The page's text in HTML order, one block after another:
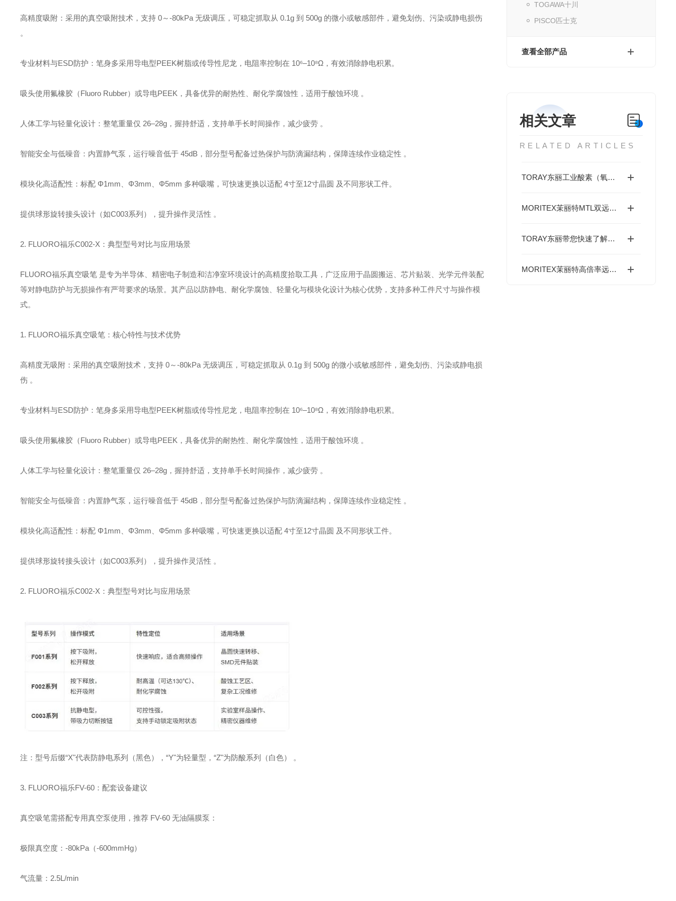
TOGAWA十川
PISCO匹士克
查看全部产品
相关文章
RELATED ARTICLES
TORAY东丽工业酸素（氧气）浓度计全系列产品介绍
MORITEX茉丽特MTL双远心镜头：微米级高精度尺寸测量专用
TORAY东丽带您快速了解锆石氧浓度计是什么？
MORITEX茉丽特高倍率远心镜头赋能mini/Micro LED设备
‌高精度吸附‌：采用的真空吸附技术，支持 ‌0～-80kPa 无级调压‌，可稳定抓取从 ‌0.1g 到 500g‌ 的微小或敏感部件，避免划伤、污染或静电损伤
。
‌专业材料与ESD防护‌：笔身多采用‌导电型PEEK树脂或传导性尼龙‌，电阻率控制在 10⁶–10⁸Ω，有效消除静电积累。
吸头使用‌氟橡胶（Fluoro Rubber）或导电PEEK‌，具备优异的耐热性、耐化学腐蚀性，适用于酸蚀环境 。
‌人体工学与轻量化设计‌：整笔重量仅 ‌26–28g‌，握持舒适，支持单手长时间操作，减少疲劳 。
‌智能安全与低噪音‌：内置静气泵，运行噪音低于 ‌45dB‌，部分型号配备过热保护与防滴漏结构，保障连续作业稳定性 。
‌模块化高适配性‌：标配 ‌Φ1mm、Φ3mm、Φ5mm‌ 多种吸嘴，可快速更换以适配 ‌4寸至12寸晶圆‌ 及不同形状工件。
提供球形旋转接头设计（如C003系列），提升操作灵活性 。
2. FLUORO福乐C002-X：典型型号对比与应用场景
‌FLUORO福乐真空吸笔‌ 是专为半导体、精密电子制造和洁净室环境设计的高精度拾取工具，广泛应用于晶圆搬运、芯片贴装、光学元件装配
等对静电防护与无损操作有严苛要求的场景。其产品以‌防静电、耐化学腐蚀、轻量化与模块化设计‌为核心优势，支持多种工件尺寸与操作模
式。
1. FLUORO福乐真空吸笔：核心特性与技术优势
‌高精度无吸附‌：采用的真空吸附技术，支持 ‌0～-80kPa 无级调压‌，可稳定抓取从 ‌0.1g 到 500g‌ 的微小或敏感部件，避免划伤、污染或静电损
伤 。
‌专业材料与ESD防护‌：笔身多采用‌导电型PEEK树脂或传导性尼龙‌，电阻率控制在 10⁶–10⁸Ω，有效消除静电积累。
吸头使用‌氟橡胶（Fluoro Rubber）或导电PEEK‌，具备优异的耐热性、耐化学腐蚀性，适用于酸蚀环境 。
‌人体工学与轻量化设计‌：整笔重量仅 ‌26–28g‌，握持舒适，支持单手长时间操作，减少疲劳 。
‌智能安全与低噪音‌：内置静气泵，运行噪音低于 ‌45dB‌，部分型号配备过热保护与防滴漏结构，保障连续作业稳定性 。
‌模块化高适配性‌：标配 ‌Φ1mm、Φ3mm、Φ5mm‌ 多种吸嘴，可快速更换以适配 ‌4寸至12寸晶圆‌ 及不同形状工件。
提供球形旋转接头设计（如C003系列），提升操作灵活性 。
2. FLUORO福乐C002-X：典型型号对比与应用场景
‌注：型号后缀“X"代表防静电系列（黑色），“Y"为轻量型，“Z"为防酸系列（白色） 。
3. FLUORO福乐FV-60：配套设备建议
真空吸笔需搭配专用真空泵使用，推荐 ‌FV-60 无油隔膜泵‌：
极限真空度：‌-80kPa（-600mmHg）‌
气流量：‌2.5L/min‌